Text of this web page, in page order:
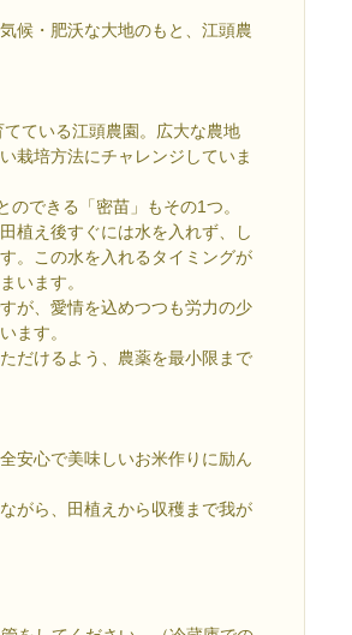
候・肥沃な大地のもと、江頭農
ている江頭農園。広大な農地
栽培方法にチャレンジしていま
できる「密苗」もその1つ。
植え後すぐには水を入れず、し
。この水を入れるタイミングが
います。
が、愛情を込めつつも労力の少
ます。
だけるよう、農薬を最小限まで
安心で美味しいお米作りに励ん
がら、田植えから収穫まで我が